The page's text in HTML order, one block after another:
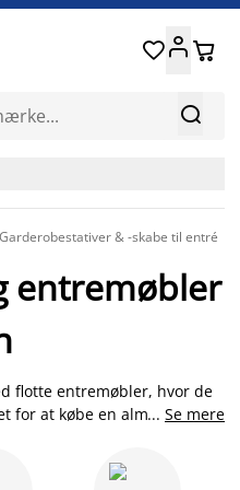

 
Garderobestativer & -skabe til entré
entremøbler
flotte entremøbler, hvor de
for at købe en almindelig
eller et funktionelt
skohylder. Hvis du ønsker at
... Se mere